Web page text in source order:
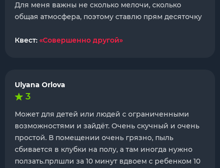
Для меня важны не сколько мелочи, сколько
общая атмосфера, поэтому ставлю прям десяточку
Квест: «Совершенно другой»
Ulyana Orlova
3
Может для детей или людей с ограниченными
возможностями и зайдёт. Очень скучный и очень
простой. В помещении очень грязно, пыль
сбивается в клубки на полу, а там иногда нужно
ползать.прлшли за 10 минут вдвоем с ребенком 10